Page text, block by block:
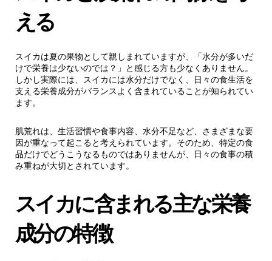
3.水分補給という視点から見たスイカ
5.摂取時に気をつけたいポイント
のひとつ
える
スイカは夏の果物として親しまれていますが、「水分が多いだ
けで栄養は少ないのでは？」と感じる方も少なくありません。
しかし実際には、スイカには水分だけでなく、日々の食生活を
支える栄養成分がバランスよく含まれていることが知られてい
ます。
肌荒れは、生活習慣や食事内容、水分不足など、さまざまな要
因が重なって起こると考えられています。そのため、特定の食
品だけでどうこうなるものではありませんが、日々の食事の積
み重ねが大切とされています。
スイカに含まれる主な栄養
成分の特徴